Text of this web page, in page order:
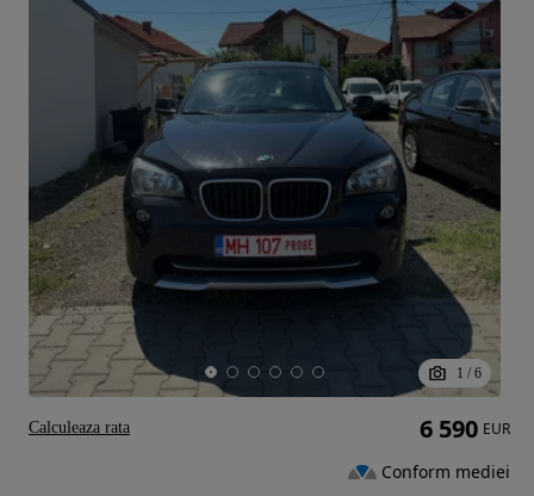
1 / 6
6 590 EUR
Conform mediei
Calculeaza rata